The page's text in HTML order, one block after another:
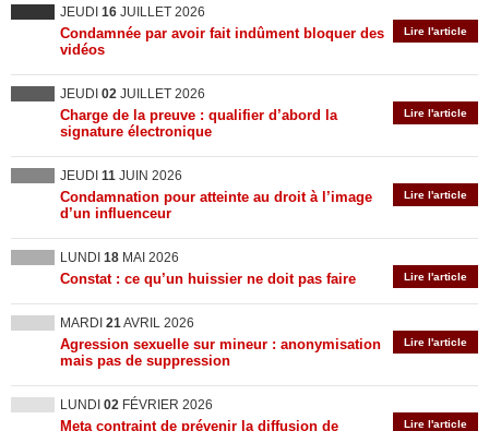
JEUDI 16 JUILLET 2026
Lire l'article
Condamnée par avoir fait indûment bloquer des
vidéos
JEUDI 02 JUILLET 2026
Lire l'article
Charge de la preuve : qualifier d’abord la
signature électronique
JEUDI 11 JUIN 2026
Lire l'article
Condamnation pour atteinte au droit à l’image
d’un influenceur
LUNDI 18 MAI 2026
Lire l'article
Constat : ce qu’un huissier ne doit pas faire
MARDI 21AVRIL 2026
Lire l'article
Agression sexuelle sur mineur : anonymisation
mais pas de suppression
LUNDI 02 FÉVRIER 2026
Lire l'article
Meta contraint de prévenir la diffusion de